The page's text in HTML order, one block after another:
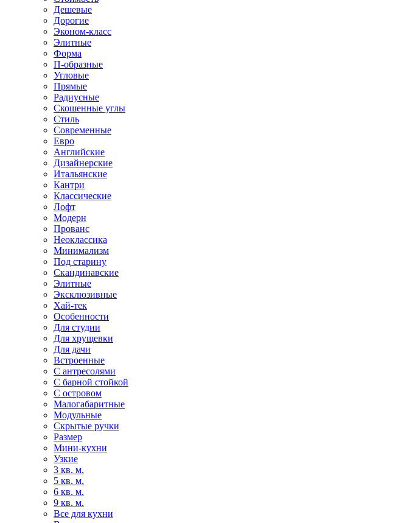
Дешевые
Дорогие
Эконом-класс
Элитные
Форма
П-образные
Угловые
Прямые
Радиусные
Скошенные углы
Стиль
Современные
Евро
Английские
Дизайнерские
Итальянские
Кантри
Классические
Лофт
Модерн
Прованс
Неоклассика
Минимализм
Под старину
Скандинавские
Элитные
Эксклюзивные
Хай-тек
Особенности
Для студии
Для хрущевки
Для дачи
Встроенные
С антресолями
С барной стойкой
С островом
Малогабаритные
Модульные
Скрытые ручки
Размер
Мини-кухни
Узкие
3 кв. м.
5 кв. м.
6 кв. м.
9 кв. м.
Все для кухни